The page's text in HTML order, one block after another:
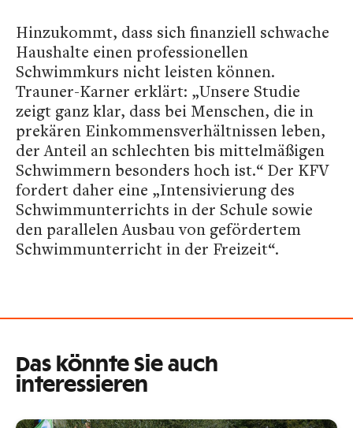
Hinzukommt, dass sich finanziell schwache
Haushalte einen professionellen
Schwimmkurs nicht leisten können.
Trauner-Karner erklärt: „Unsere Studie
zeigt ganz klar, dass bei Menschen, die in
prekären Einkommensverhältnissen leben,
der Anteil an schlechten bis mittelmäßigen
Schwimmern besonders hoch ist.“ Der KFV
fordert daher eine „Intensivierung des
Schwimmunterrichts in der Schule sowie
den parallelen Ausbau von gefördertem
Schwimmunterricht in der Freizeit“.
Das könnte Sie auch
interessieren